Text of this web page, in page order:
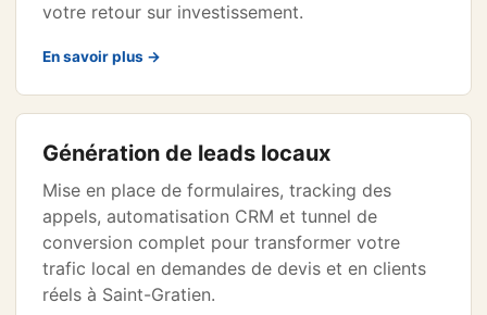
votre retour sur investissement.
En savoir plus →
Génération de leads locaux
Mise en place de formulaires, tracking des
appels, automatisation CRM et tunnel de
conversion complet pour transformer votre
trafic local en demandes de devis et en clients
réels à Saint-Gratien.